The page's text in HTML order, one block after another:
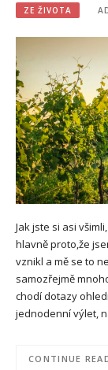
ZE ŽIVOTA
Jak jste si asi
hlavně proto,že
vznikl a mě se to
samozřejmě
chodí dotazy
jednodenní výlet,
CONTINUE